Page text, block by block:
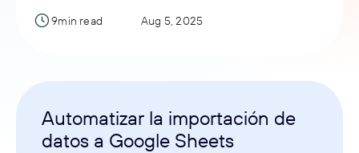
9min read Aug 5, 2025
Automatizar la importación de
datos a Google Sheets